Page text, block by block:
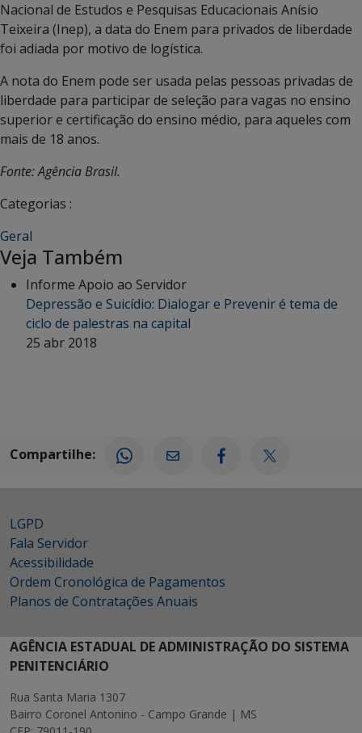
Nacional de Estudos e Pesquisas Educacionais Anísio
Teixeira (Inep), a data do Enem para privados de liberdade
foi adiada por motivo de logística.
A nota do Enem pode ser usada pelas pessoas privadas de
liberdade para participar de seleção para vagas no ensino
superior e certificação do ensino médio, para aqueles com
mais de 18 anos.
Fonte: Agência Brasil.
Categorias :
Geral
Veja Também
Informe Apoio ao Servidor
Depressão e Suicídio: Dialogar e Prevenir é tema de
ciclo de palestras na capital
25 abr 2018
Compartilhe:
LGPD
Fala Servidor
Acessibilidade
Ordem Cronológica de Pagamentos
Planos de Contratações Anuais
AGÊNCIA ESTADUAL DE ADMINISTRAÇÃO DO SISTEMA
PENITENCIÁRIO
Rua Santa Maria 1307
Bairro Coronel Antonino - Campo Grande | MS